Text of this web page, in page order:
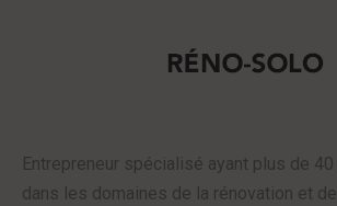
Entrepreneur spécialisé ayant plus de 40
dans les domaines de la rénovation et